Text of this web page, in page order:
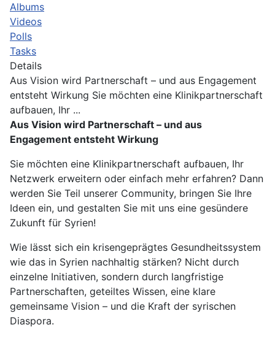
Albums
Videos
Polls
Tasks
Details
Aus Vision wird Partnerschaft – und aus Engagement
entsteht Wirkung Sie möchten eine Klinikpartnerschaft
aufbauen, Ihr ...
Aus Vision wird Partnerschaft – und aus
Engagement entsteht Wirkung
Sie möchten eine Klinikpartnerschaft aufbauen, Ihr
Netzwerk erweitern oder einfach mehr erfahren? Dann
werden Sie Teil unserer Community, bringen Sie Ihre
Ideen ein, und gestalten Sie mit uns eine gesündere
Zukunft für Syrien!
Wie lässt sich ein krisengeprägtes Gesundheitssystem
wie das in Syrien nachhaltig stärken? Nicht durch
einzelne Initiativen, sondern durch langfristige
Partnerschaften, geteiltes Wissen, eine klare
gemeinsame Vision – und die Kraft der syrischen
Diaspora.